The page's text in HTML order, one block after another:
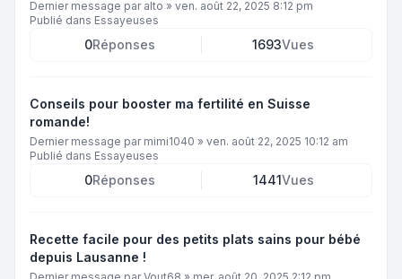
Dernier message par alto » ven. août 22, 2025 8:12 pm
Publié dans Essayeuses
0Réponses 1693Vues
Conseils pour booster ma fertilité en Suisse
romande!
Dernier message par mimi1040 » ven. août 22, 2025 10:12 am
Publié dans Essayeuses
0Réponses 1441Vues
Recette facile pour des petits plats sains pour bébé
depuis Lausanne !